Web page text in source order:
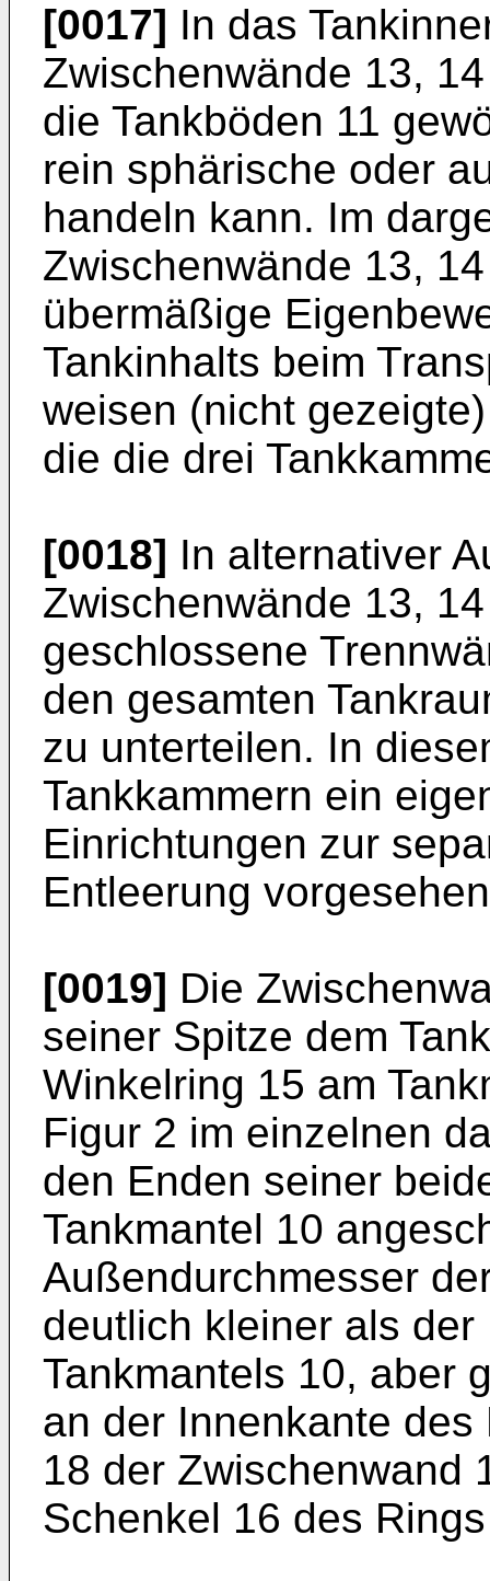
[0017] In das
Zwischenwände 13,
die Tankböden 11
rein sphärische oder
handeln kann. Im
Zwischenwände 13,
übermäßige
Tankinhalts beim
weisen (nicht
die die drei
[0018] In alternativer
Zwischenwände 13,
geschlossene
den gesamten
zu unterteilen. In
Tankkammern ein
Einrichtungen zur
Entleerung
[0019] Die
seiner Spitze dem
Winkelring 15 am
Figur 2 im einzelnen
den Enden seiner
Tankmantel 10
Außendurchmesser
deutlich kleiner als
Tankmantels 10, aber
an der Innenkante
18 der Zwischenwand
Schenkel 16 des